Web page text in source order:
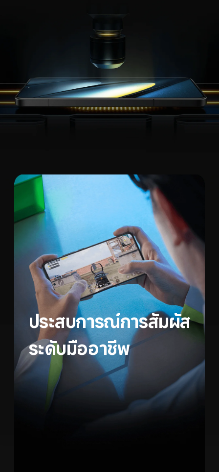
ประสบการณ์การสัมผัส
ระดับมืออาชีพ